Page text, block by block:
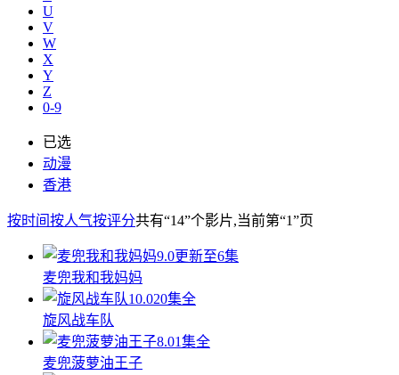
U
V
W
X
Y
Z
0-9
已选
动漫
香港
按时间按人气按评分共有“14”个影片,当前第“1”页
9.0更新至6集
麦兜我和我妈妈
10.020集全
旋风战车队
8.01集全
麦兜菠萝油王子